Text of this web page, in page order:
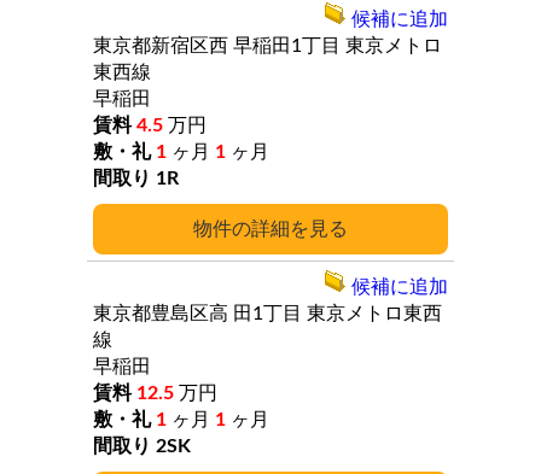
詳細
東京都新宿区西 早稲田1丁目 東京メトロ
東西線
早稲田
4.5 万円
1 ヶ月 1 ヶ月
1R
候補に追加
東京都豊島区高 田1丁目 東京メトロ東西
線
早稲田
12.5 万円
1 ヶ月 1 ヶ月
2SK
候補に追加